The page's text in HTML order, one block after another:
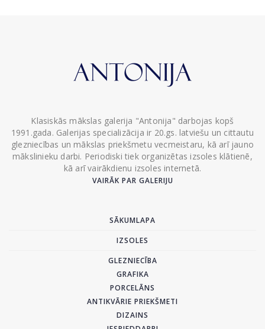
Klasiskās mākslas galerija "Antonija" darbojas kopš
1991.gada. Galerijas specializācija ir 20.gs. latviešu un cittautu
glezniecības un mākslas priekšmetu vecmeistaru, kā arī jauno
mākslinieku darbi. Periodiski tiek organizētas izsoles klātienē,
kā arī vairākdienu izsoles internetā.
VAIRĀK PAR GALERIJU
SĀKUMLAPA
IZSOLES
GLEZNIECĪBA
GRAFIKA
PORCELĀNS
ANTIKVĀRIE PRIEKŠMETI
DIZAINS